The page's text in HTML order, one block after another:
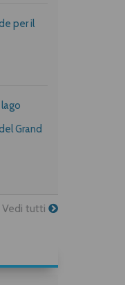
per il
Grand
Vedi tutti